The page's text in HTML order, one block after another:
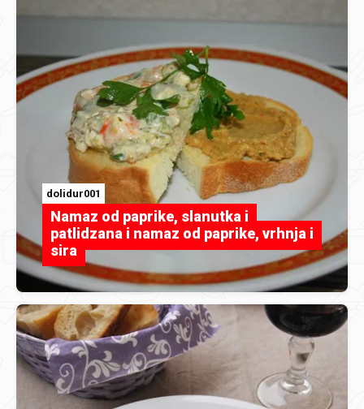
dolidur001
Namaz od paprike, slanutka i
patlidzana i namaz od paprike, vrhnja i
sira